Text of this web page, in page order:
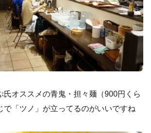
氏オススメの青鬼・担々麺（900円くら
で「ツノ」が立ってるのがいいですね